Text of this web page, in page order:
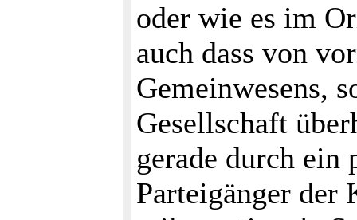
oder wie es im
auch dass von
Gemeinwesens,
Gesellschaft
gerade durch ein
Parteigänger der